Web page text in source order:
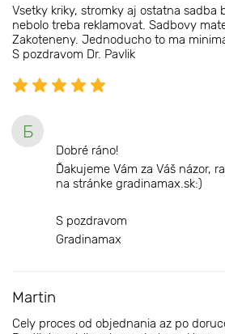
Vsetky kriky, stromky aj ostatna sadba
nebolo treba reklamovat. Sadbovy
Zakoteneny. Jednoducho to ma
S pozdravom Dr. Pavlik
Б
Dobré ráno!
Ďakujeme Vám za Váš názor,
na stránke gradinamax.sk:)
S pozdravom
Gradinamax
Martin
Cely proces od objednania az po